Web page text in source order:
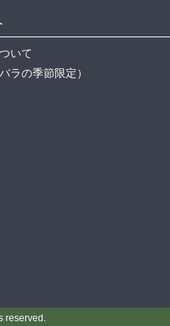
いて
ラの季節限定）
reserved.